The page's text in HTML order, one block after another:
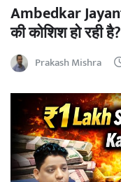
Ambedkar
की कोशिश हो रही है?
Prakash Mishra